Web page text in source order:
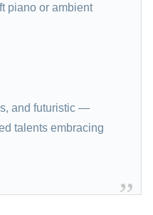
piano or ambient
and futuristic —
talents embracing